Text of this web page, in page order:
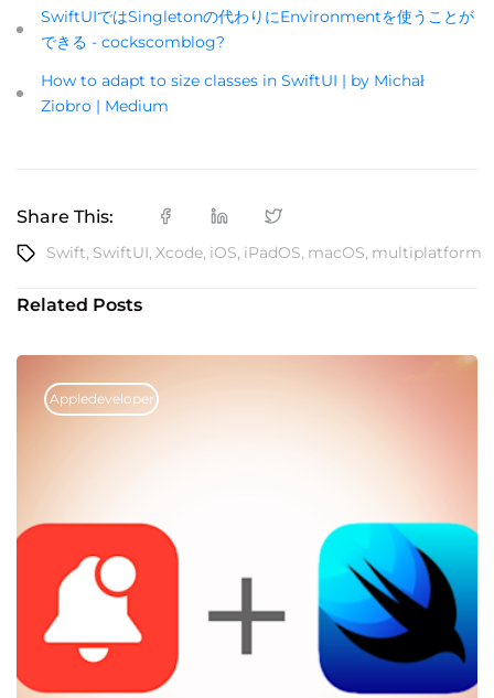
SwiftUIではSingletonの代わりにEnvironmentを使うことが
できる - cockscomblog?
How to adapt to size classes in SwiftUI | by Michał
Ziobro | Medium
Share This:
Swift, SwiftUI, Xcode, iOS, iPadOS, macOS, multiplatform
Related Posts
Appledeveloper